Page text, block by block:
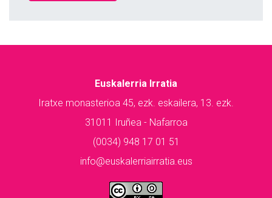
Euskalerria Irratia
Iratxe monasterioa 45, ezk. eskailera, 13. ezk.
31011 Iruñea - Nafarroa
(0034) 948 17 01 51
info@euskalerriairratia.eus